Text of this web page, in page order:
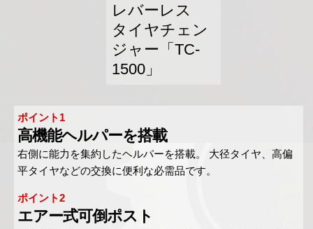
レバーレス
タイヤチェン
ジャー「TC-
1500」
ポイント1
高機能ヘルパーを搭載
右側に能力を集約したヘルパーを搭載。 大径タイヤ、高偏
平タイヤなどの交換に便利な必需品です。
ポイント2
エアー式可倒ポスト